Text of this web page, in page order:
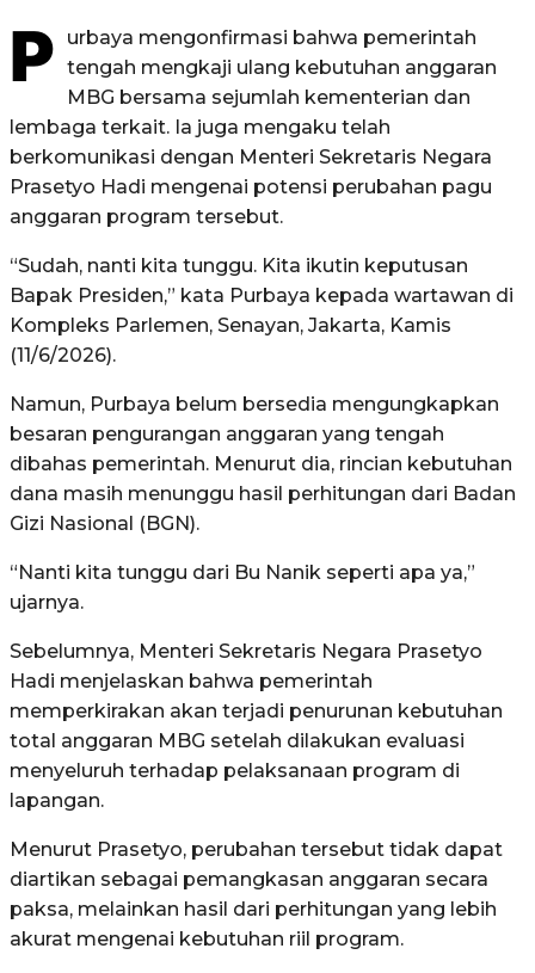
P
urbaya mengonfirmasi bahwa pemerintah
tengah mengkaji ulang kebutuhan anggaran
MBG bersama sejumlah kementerian dan
lembaga terkait. Ia juga mengaku telah
berkomunikasi dengan Menteri Sekretaris Negara
Prasetyo Hadi mengenai potensi perubahan pagu
anggaran program tersebut.
“Sudah, nanti kita tunggu. Kita ikutin keputusan
Bapak Presiden,” kata Purbaya kepada wartawan di
Kompleks Parlemen, Senayan, Jakarta, Kamis
(11/6/2026).
Namun, Purbaya belum bersedia mengungkapkan
besaran pengurangan anggaran yang tengah
dibahas pemerintah. Menurut dia, rincian kebutuhan
dana masih menunggu hasil perhitungan dari Badan
Gizi Nasional (BGN).
“Nanti kita tunggu dari Bu Nanik seperti apa ya,”
ujarnya.
Sebelumnya, Menteri Sekretaris Negara Prasetyo
Hadi menjelaskan bahwa pemerintah
memperkirakan akan terjadi penurunan kebutuhan
total anggaran MBG setelah dilakukan evaluasi
menyeluruh terhadap pelaksanaan program di
lapangan.
Menurut Prasetyo, perubahan tersebut tidak dapat
diartikan sebagai pemangkasan anggaran secara
paksa, melainkan hasil dari perhitungan yang lebih
akurat mengenai kebutuhan riil program.